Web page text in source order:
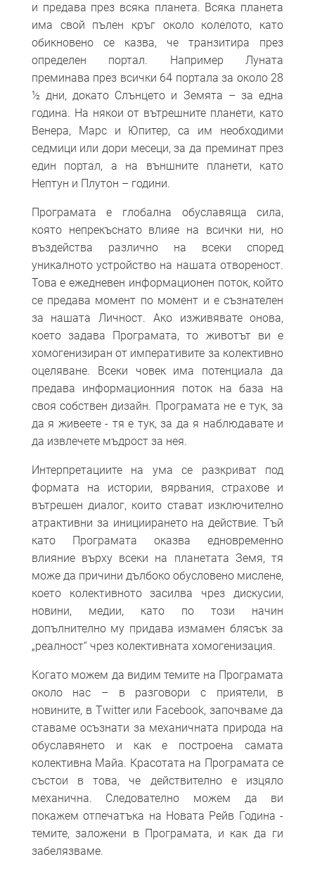
и предава през всяка планета. Всяка планета
има свой пълен кръг около колелото, като
обикновено се казва, че транзитира през
определен портал. Например Луната
преминава през всички 64 портала за около 28
½ дни, докато Слънцето и Земята – за една
година. На някои от вътрешните планети, като
Венера, Марс и Юпитер, са им необходими
седмици или дори месеци, за да преминат през
един портал, а на външните планети, като
Нептун и Плутон – години.
Програмата е глобална обуславяща сила,
която непрекъснато влияе на всички ни, но
въздейства различно на всеки според
уникалното устройство на нашата отвореност.
Това е ежедневен информационен поток, който
се предава момент по момент и е съзнателен
за нашата Личност. Ако изживявате онова,
което задава Програмата, то животът ви е
хомогенизиран от императивите за колективно
оцеляване. Всеки човек има потенциала да
предава информационния поток на база на
своя собствен дизайн. Програмата не е тук, за
да я живеете - тя е тук, за да я наблюдавате и
да извлечете мъдрост за нея.
Интерпретациите на ума се разкриват под
формата на истории, вярвания, страхове и
вътрешен диалог, които стават изключително
атрактивни за инициирането на действие. Тъй
като Програмата оказва едновременно
влияние върху всеки на планетата Земя, тя
може да причини дълбоко обусловено мислене,
което колективното засилва чрез дискусии,
новини, медии, като по този начин
допълнително му придава измамен блясък за
„реалност“ чрез колективната хомогенизация.
Когато можем да видим темите на Програмата
около нас – в разговори с приятели, в
новините, в Twitter или Facebook, започваме да
ставаме осъзнати за механичната природа на
обуславянето и как е построена самата
колективна Майа. Красотата на Програмата се
състои в това, че действително е изцяло
механична. Следователно можем да ви
покажем отпечатъка на Новата Рейв Година -
темите, заложени в Програмата, и как да ги
забелязваме.